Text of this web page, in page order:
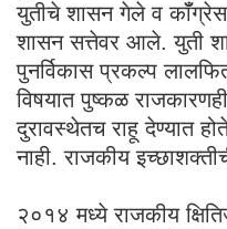
युतीचे शासन गेले व कॉँग्रेस
शासन सत्तेवर आले. युती
पुनर्विकास प्रकल्प
विषयात पुष्कळ
दुरावस्थेतच राहू देण्यात
नाही. राजकीय
२०१४ मध्ये राजकीय